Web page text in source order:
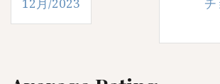
稿
12月/2023